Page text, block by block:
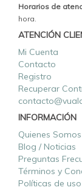
Horarios de
hora.
ATENCIÓN
Mi Cuenta
Contacto
Registro
Recuperar
INFORMACIÓN
Quienes Somos
Blog / Noticias
Preguntas
Términos y
Políticas de